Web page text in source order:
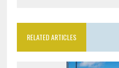
RELATED ARTICLES